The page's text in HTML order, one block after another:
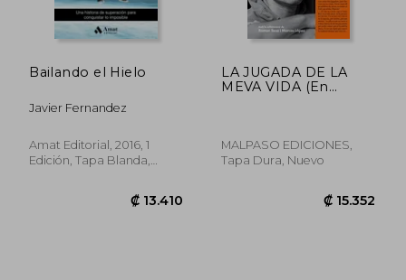
Bailando el Hielo
Javier Fernandez
Amat Editorial, 2016, 1
Edición, Tapa Blanda,
LA JUGADA DE LA
MEVA VIDA (En
MALPASO EDICIONES,
Tapa Dura, Nuevo